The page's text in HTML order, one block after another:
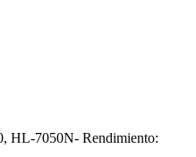
HL-7050N- Rendimiento: